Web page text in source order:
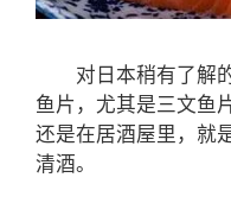
对日本稍有了解的
鱼片，尤其是三文鱼
还是在居酒屋里，就
清酒。